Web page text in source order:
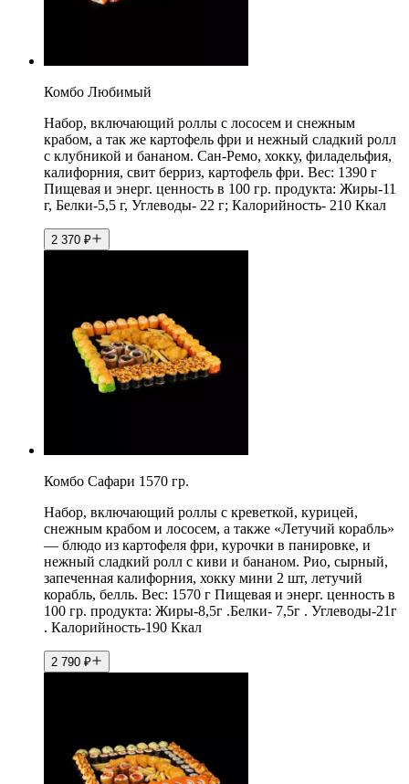
Комбо Любимый
Набор, включающий роллы с лососем и снежным
крабом, а так же картофель фри и нежный сладкий ролл
с клубникой и бананом. Сан-Ремо, хокку, филадельфия,
калифорния, свит берриз, картофель фри. Вес: 1390 г
Пищевая и энерг. ценность в 100 гр. продукта: Жиры-11
г, Белки-5,5 г, Углеводы- 22 г; Калорийность- 210 Ккал
2 370 ₽
Комбо Сафари 1570 гр.
Набор, включающий роллы с креветкой, курицей,
снежным крабом и лососем, а также «Летучий корабль»
— блюдо из картофеля фри, курочки в панировке, и
нежный сладкий ролл с киви и бананом. Рио, сырный,
запеченная калифорния, хокку мини 2 шт, летучий
корабль, белль. Вес: 1570 г Пищевая и энерг. ценность в
100 гр. продукта: Жиры-8,5г .Белки- 7,5г . Углеводы-21г
. Калорийность-190 Ккал
2 790 ₽